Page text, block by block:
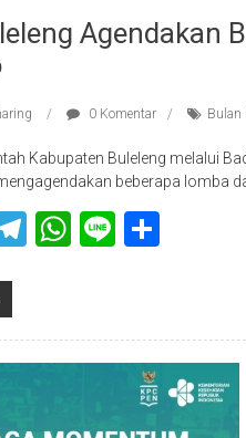
Agendakan
0 Komentar Bulan
Kabupaten Buleleng melalui
beberapa lomba
Telegram
WhatsApp
Line